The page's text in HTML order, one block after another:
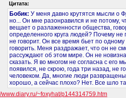
Цитата:
Бобик: У меня давно крутятся мысли о
но... Он мне разонравился и не потому,
вещает о разлаженности общества,
определенного круга людей? Почему не
не говорит. Он все время бьет по
говорить. Меня раздражает, что он не
рассуждают об этом мире. Он не
сказать. Я во многом не согласна с
появился, не скрою, года три назад, не
человеком. Да, многие люди
хорошо, а сейчас плохо? Нет. Все шло
www.diary.ru/~foxyhat/p144314759.htm